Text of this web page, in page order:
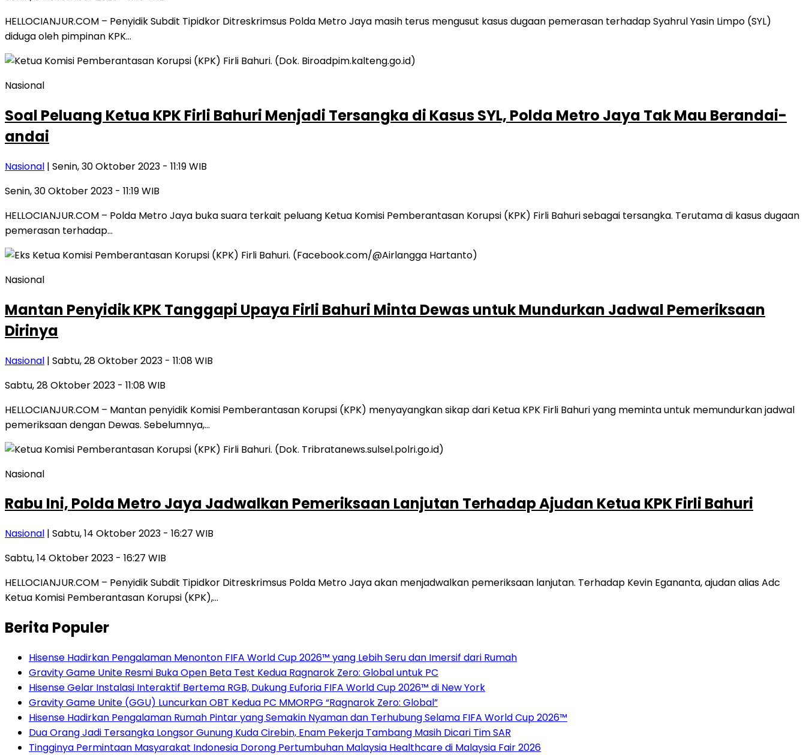
HELLOCIANJUR.COM – Penyidik Subdit Tipidkor Ditreskrimsus Polda Metro Jaya masih terus mengusut kasus dugaan pemerasan terhadap Syahrul Yasin Limpo (SYL)
diduga oleh pimpinan KPK…
Nasional
Soal Peluang Ketua KPK Firli Bahuri Menjadi Tersangka di Kasus SYL, Polda Metro Jaya Tak Mau Berandai-
andai
Nasional | Senin, 30 Oktober 2023 - 11:19 WIB
Senin, 30 Oktober 2023 - 11:19 WIB
HELLOCIANJUR.COM – Polda Metro Jaya buka suara terkait peluang Ketua Komisi Pemberantasan Korupsi (KPK) Firli Bahuri sebagai tersangka. Terutama di kasus dugaan
pemerasan terhadap…
Nasional
Mantan Penyidik KPK Tanggapi Upaya Firli Bahuri Minta Dewas untuk Mundurkan Jadwal Pemeriksaan
Dirinya
Nasional | Sabtu, 28 Oktober 2023 - 11:08 WIB
Sabtu, 28 Oktober 2023 - 11:08 WIB
HELLOCIANJUR.COM – Mantan penyidik Komisi Pemberantasan Korupsi (KPK) menyayangkan sikap dari Ketua KPK Firli Bahuri yang meminta untuk memundurkan jadwal
pemeriksaan dengan Dewas. Sebelumnya,…
Nasional
Rabu Ini, Polda Metro Jaya Jadwalkan Pemeriksaan Lanjutan Terhadap Ajudan Ketua KPK Firli Bahuri
Nasional | Sabtu, 14 Oktober 2023 - 16:27 WIB
Sabtu, 14 Oktober 2023 - 16:27 WIB
HELLOCIANJUR.COM – Penyidik Subdit Tipidkor Ditreskrimsus Polda Metro Jaya akan menjadwalkan pemeriksaan lanjutan. Terhadap Kevin Egananta, ajudan alias Adc
Ketua Komisi Pemberantasan Korupsi (KPK),…
Berita Populer
Hisense Hadirkan Pengalaman Menonton FIFA World Cup 2026™ yang Lebih Seru dan Imersif dari Rumah
Gravity Game Unite Resmi Buka Open Beta Test Kedua Ragnarok Zero: Global untuk PC
Hisense Gelar Instalasi Interaktif Bertema RGB, Dukung Euforia FIFA World Cup 2026™ di New York
Gravity Game Unite (GGU) Luncurkan OBT Kedua PC MMORPG “Ragnarok Zero: Global”
Hisense Hadirkan Pengalaman Rumah Pintar yang Semakin Nyaman dan Terhubung Selama FIFA World Cup 2026™
Dua Orang Jadi Tersangka Longsor Gunung Kuda Cirebin, Enam Pekerja Tambang Masih Dicari Tim SAR
Tingginya Permintaan Masyarakat Indonesia Dorong Pertumbuhan Malaysia Healthcare di Malaysia Fair 2026